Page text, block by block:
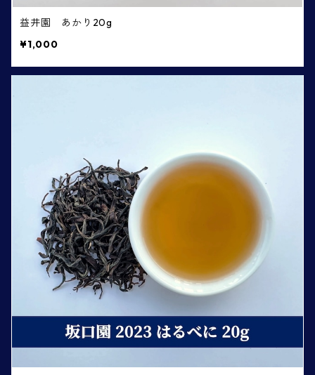
益井園 あかり20g
¥1,000